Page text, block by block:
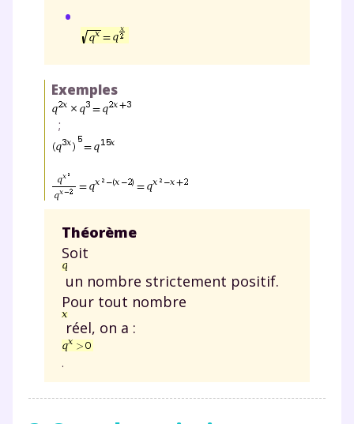
Exemples
;
Théorème
Soit
un nombre strictement positif.
Pour tout nombre
réel, on a :
.